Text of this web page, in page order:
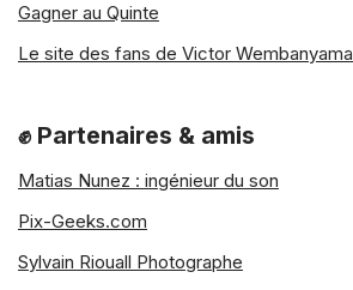
Gagner au Quinte
Le site des fans de Victor Wembanyama
✊ Partenaires & amis
Matias Nunez : ingénieur du son
Pix-Geeks.com
Sylvain Riouall Photographe